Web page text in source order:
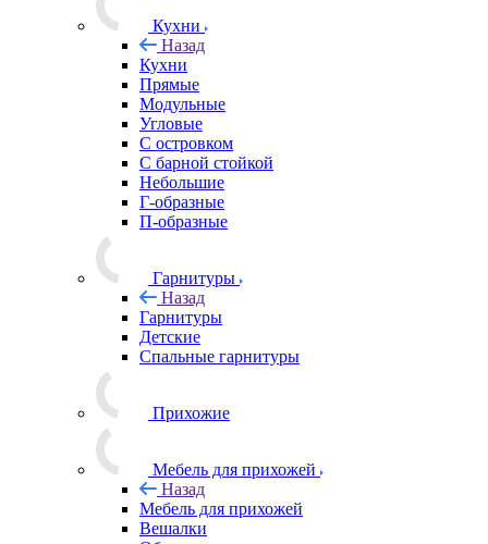
Кухни
Назад
Кухни
Прямые
Модульные
Угловые
С островком
С барной стойкой
Небольшие
Г-образные
П-образные
Гарнитуры
Назад
Гарнитуры
Детские
Спальные гарнитуры
Прихожие
Мебель для прихожей
Назад
Мебель для прихожей
Вешалки